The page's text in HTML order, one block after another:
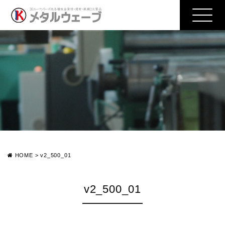
HOME >v2_500_01
v2_500_01